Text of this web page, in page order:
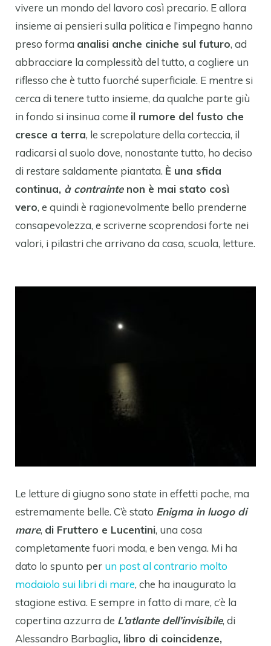
vivere un mondo del lavoro così precario. E allora
insieme ai pensieri sulla politica e l’impegno hanno
preso forma analisi anche ciniche sul futuro, ad
abbracciare la complessità del tutto, a cogliere un
riflesso che è tutto fuorché superficiale. E mentre si
cerca di tenere tutto insieme, da qualche parte giù
in fondo si insinua come il rumore del fusto che
cresce a terra, le screpolature della corteccia, il
radicarsi al suolo dove, nonostante tutto, ho deciso
di restare saldamente piantata. È una sfida
continua, à contraintenon è mai stato così
vero, e quindi è ragionevolmente bello prenderne
consapevolezza, e scriverne scoprendosi forte nei
valori, i pilastri che arrivano da casa, scuola, letture.
Le letture di giugno sono state in effetti poche, ma
estremamente belle. C’è stato Enigma in luogo di
mare, di Fruttero e Lucentini, una cosa
completamente fuori moda, e ben venga. Mi ha
dato lo spunto per un post al contrario molto
modaiolo sui libri di mare, che ha inaugurato la
stagione estiva. E sempre in fatto di mare, c’è la
copertina azzurra de L’atlante dell’invisibile, di
Alessandro Barbaglia, libro di coincidenze,